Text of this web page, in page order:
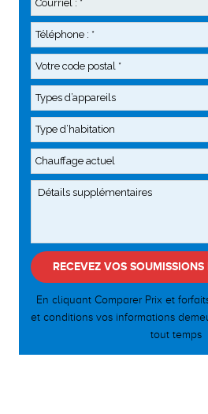
En cliquant Comparer Prix et
et conditions vos informations
tout temps